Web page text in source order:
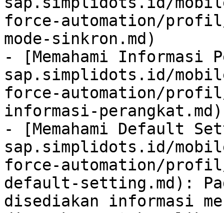
force-automation/profil/
mode-sinkron.md)
- [Memahami Informasi
sap.simplidots.id/
force-automation/profil/
informasi-perangkat.md)
- [Memahami Default
sap.simplidots.id/
force-automation/profil/
default-setting.md):
disediakan informasi